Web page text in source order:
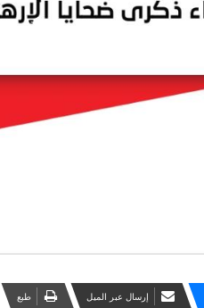
‏إرسال عبر الميل ‏طبع